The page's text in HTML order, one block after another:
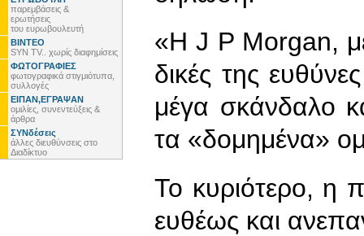
παρεμβάσεις &
ερωτήσεις
του ευρωβουλευτή
ΒΙΝΤΕΟ
SYN TV.. χωρίς διαφημίσεις
ΦΩΤΟΓΡΑΦΙΕΣ
φωτογραφικά στιγμιότυπα,
συλλογές
ΕΙΠΑΝ,ΕΓΡΑΨΑΝ
ομιλίες, συνεντεύξεις &
άρθρα
ΣΥΝδέσεις
άλλες διευθύνσεις στο
Διαδίκτυο
«Η J P Morgan,
δικές της
μέγα σκάνδαλο
τα «δομημένα»
Το κυριότερο, η
ευθέως και